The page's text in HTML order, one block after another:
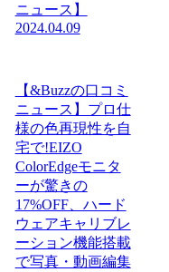
ニュース】
2024.04.09
【&Buzzの口コミ
ニュース】プロ仕
様の色再現性を自
宅で!EIZO
ColorEdgeモニタ
ーが驚きの
17%OFF、ハード
ウェアキャリブレ
ーション機能搭載
で写真・動画編集